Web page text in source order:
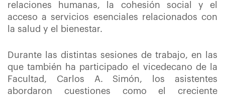
relaciones humanas, la cohesión social y el
acceso a servicios esenciales relacionados con
la salud y el bienestar.
Durante las distintas sesiones de trabajo, en las
que también ha participado el vicedecano de la
Facultad, Carlos A. Simón,
losasistentes
abordaron cuestiones como el creciente